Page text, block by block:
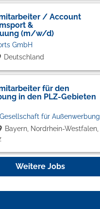
/ Account
&
(m/w/d)
GmbH
Deutschland
für den
in den PLZ-Gebieten
für Außenwerbung
Bayern, Nordrhein-Westfalen,
Weitere Jobs